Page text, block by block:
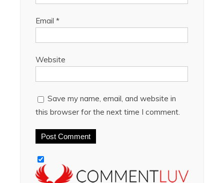
Email *
Website
Save my name, email, and website in
this browser for the next time I comment.